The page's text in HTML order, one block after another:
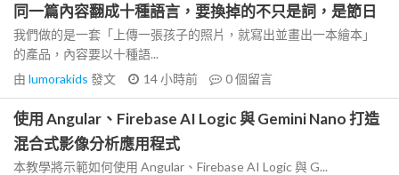
同一篇內容翻成十種語言，要換掉的不只是詞，是節日
我們做的是一套「上傳一張孩子的照片，就寫出並畫出一本繪本」
的產品，內容要以十種語...
由 lumorakids 發文 14 小時前 0個留言
使用 Angular、Firebase AI Logic 與 Gemini Nano 打造
混合式影像分析應用程式
本教學將示範如何使用 Angular、Firebase AI Logic 與 G...